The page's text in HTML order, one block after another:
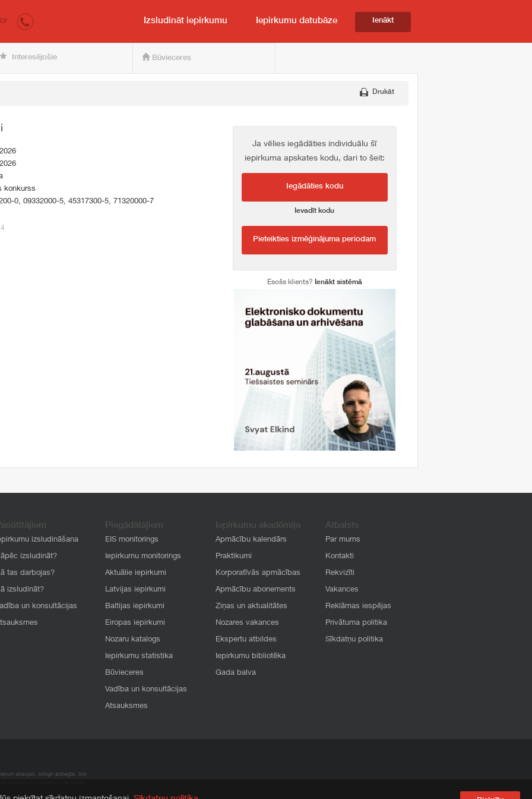
pircējam un pārdevējam
LV Izsludināt iepirkumu Iepirkumu datubāze Ienākt
Interesējošie Būvieceres
Drukāt
konkurss
0, 09332000-5, 45317300-5, 71320000-7
Ja vēlies iegādāties individuālu šī
iepirkuma apskates kodu, dari to šeit:
Iegādāties kodu
Ievadīt kodu
Pieteikties izmēģinājuma periodam
Esošs klients? Ienākt sistēmā
izsludināšana
izsludināt?
tas darbojas?
izsludināt?
un konsultācijas
Piegādātājiem
EIS monitorings
Iepirkumu monitorings
Aktuālie iepirkumi
Latvijas iepirkumi
Baltijas iepirkumi
Eiropas iepirkumi
Nozaru katalogs
Iepirkumu statistika
Būvieceres
Vadība un konsultācijas
Atsauksmes
Iepirkumu akadēmija
Apmācību kalendārs
Praktikumi
Korporatīvās apmācības
Apmācību abonements
Ziņas un aktualitātes
Nozares vakances
Ekspertu atbildes
Iepirkumu bibliotēka
Gada balva
Atbalsts
Par mums
Kontakti
Rekvizīti
Vakances
Reklāmas iespējas
Privātuma politika
Sīkdatņu politika
atļaujas, stingri aizliegta. SIA